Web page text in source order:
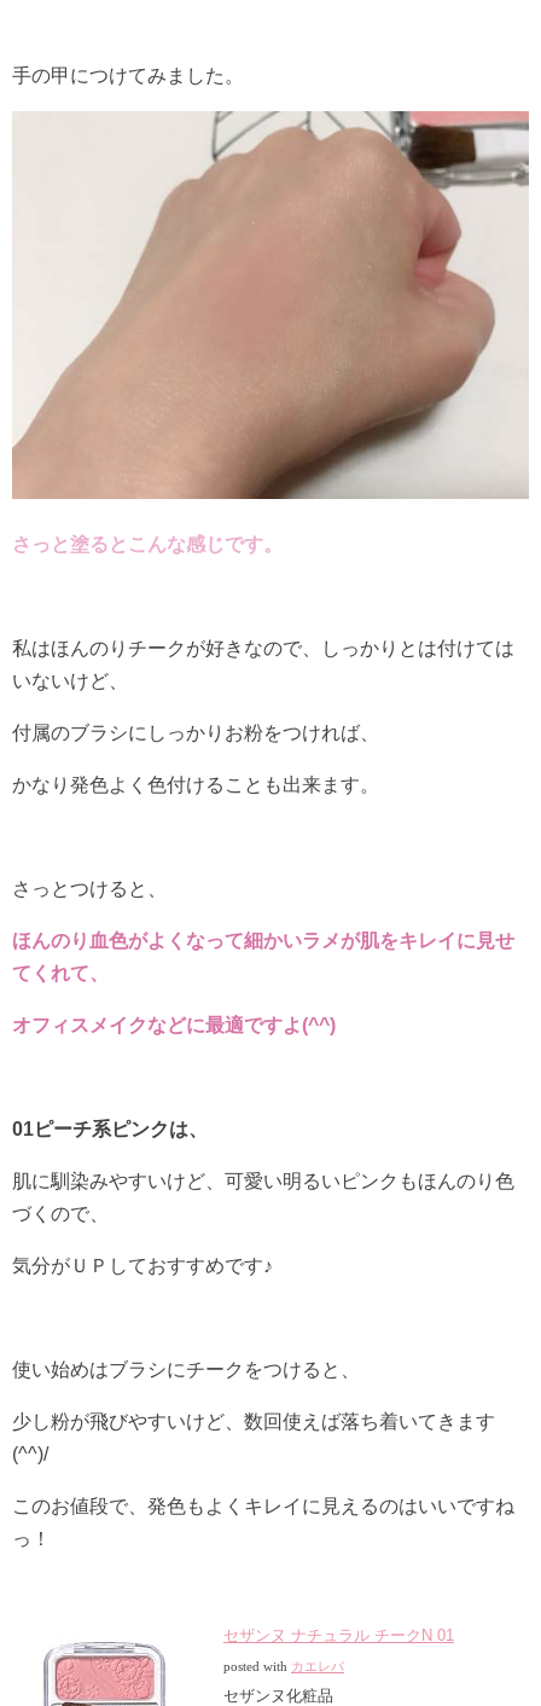
手の甲につけてみました。
さっと塗るとこんな感じです。
私はほんのりチークが好きなので、しっかりとは付けては
いないけど、
付属のブラシにしっかりお粉をつければ、
かなり発色よく色付けることも出来ます。
さっとつけると、
ほんのり血色がよくなって細かいラメが肌をキレイに見せ
てくれて、
オフィスメイクなどに最適ですよ(^^)
01ピーチ系ピンクは、
肌に馴染みやすいけど、可愛い明るいピンクもほんのり色
づくので、
気分がＵＰしておすすめです♪
使い始めはブラシにチークをつけると、
少し粉が飛びやすいけど、数回使えば落ち着いてきます
(^^)/
このお値段で、発色もよくキレイに見えるのはいいですね
っ！
セザンヌ ナチュラル チークN 01
posted with カエレバ
セザンヌ化粧品